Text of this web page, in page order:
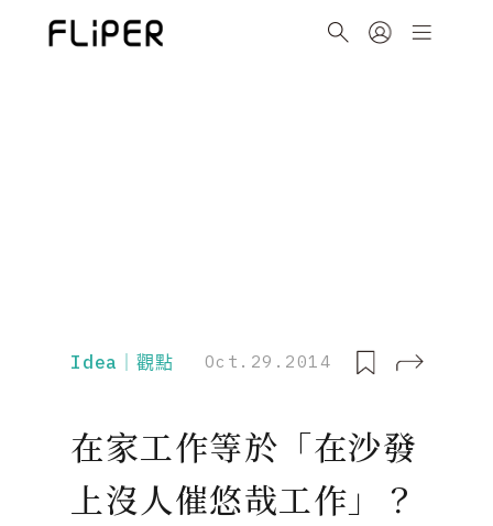
Idea｜觀點 Oct.29.2014
在家工作等於「在沙發
上沒人催悠哉工作」？